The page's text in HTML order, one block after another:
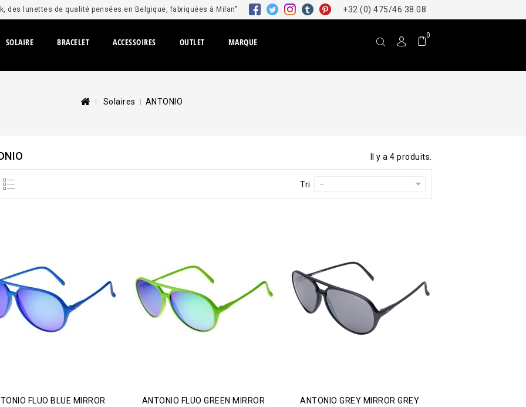
des lunettes de qualité pensées en Belgique, fabriquées à Milan" +32 (0) 475/46.38.08
SOLAIRE BRACELET ACCESSOIRES OUTLET MARQUE
0
Solaires ANTONIO
Il y a 4 produits.
Tri --
FLUO BLUE MIRROR ANTONIO FLUO GREEN MIRROR ANTONIO GREY MIRROR GREY